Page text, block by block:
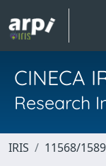
CINECA
Research
IRIS 11568/